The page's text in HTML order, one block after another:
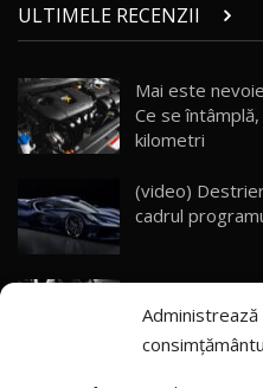
Administrează
28
Noul Geely
dotat / Test
29
ZEEKR 9X -
CUM SE
33:40
30
Primele
Sealion 7 și
AutoBlog.MD
13:56
ULTIMELE RECENZII
Mai este
Ce se
kilometri
(video)
cadrul
(video) SRT
care elimină